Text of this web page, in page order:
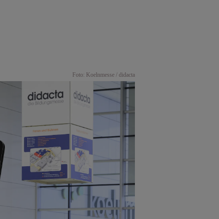
Foto: Koelnmesse / didacta